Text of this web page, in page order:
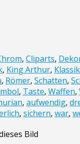
, Cliparts,
, King Arthur,
, Römer, Schatten,
, Taste, Waffen,
, aufwendig,
, sichern, war,
Bild